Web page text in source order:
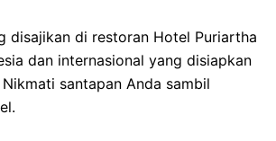
disajikan di restoran Hotel Puriartha
dan internasional yang disiapkan
santapan Anda sambil